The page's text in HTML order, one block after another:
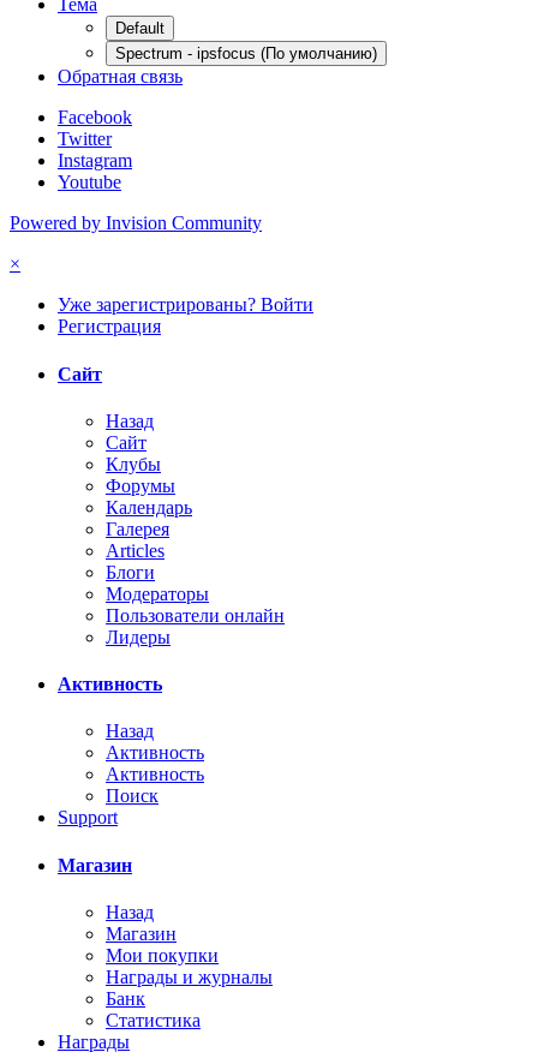
Тема
Default
Spectrum - ipsfocus (По умолчанию)
Обратная связь
Facebook
Twitter
Instagram
Youtube
Powered by Invision Community
×
Уже зарегистрированы? Войти
Регистрация
Сайт
Назад
Сайт
Клубы
Форумы
Календарь
Галерея
Articles
Блоги
Модераторы
Пользователи онлайн
Лидеры
Активность
Назад
Активность
Активность
Поиск
Support
Магазин
Назад
Магазин
Мои покупки
Награды и журналы
Банк
Статистика
Награды